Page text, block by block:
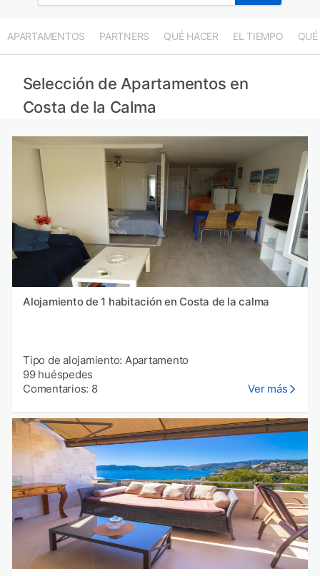
APARTAMENTOS PARTNERS QUÉ HACER EL TIEMPO QUÉ
Selección de Apartamentos en
Costa de la Calma
Alojamiento de 1 habitación en Costa de la calma
Tipo de alojamiento: Apartamento
99 huéspedes
Comentarios: 8
Ver más